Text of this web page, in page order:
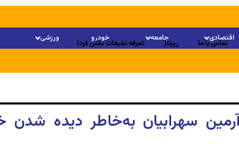
اقتصادی جامعه خودرو ورزشی
تماس با ما رپرتاژ تعرفه تبلیغات نقش فردا
سهرابیان به‌خاطر دیده شدن